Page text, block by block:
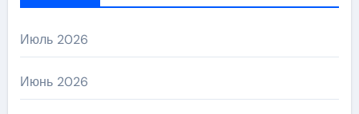
Июль 2026
Июнь 2026